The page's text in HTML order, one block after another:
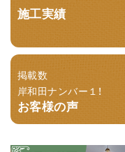
施工実績
掲載数
岸和田ナンバー１！
お客様の声